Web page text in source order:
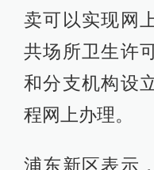
卖可以实现网
共场所卫生许
和分支机构设
程网上办理。
浦东新区表示